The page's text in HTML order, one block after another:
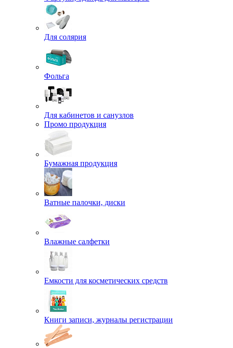
Для солярия
Фольга
Для кабинетов и санузлов
Промо продукция
Бумажная продукция
Ватные палочки, диски
Влажные салфетки
Емкости для косметических средств
Книги записи, журналы регистрации